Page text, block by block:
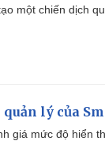
một chiến dịch
lý của
giá mức độ hiển